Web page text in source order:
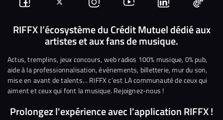
Suivez-
nous
Facebook
Suivez-
nous
sur
Twitter
Nous
rejoindre
sur
Instagram
Nous
rejoindre
sur
YouTube
Nous
rejoindre
sur
Linkedin
Nous
RIFFX l’écosystème du Crédit Mutuel dédié aux
artistes et aux fans de musique.
Actus, tremplins, jeux concours, web radios 100% musique, 0% pub,
aide à la professionnalisation, événements, billetterie, mur du son,
mise en avant de talents… RIFFX c’est LA communauté de ceux qui
aiment et ceux qui font la musique. Rejoignez-nous !
Prolongez l'expérience avec l'application RIFFX !